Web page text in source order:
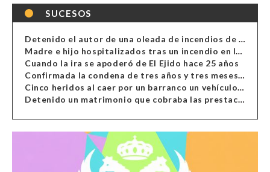
SUCESOS
Detenido el autor de una oleada de incendios de contenedores en Almería
Madre e hijo hospitalizados tras un incendio en la cocina de una vivienda en Almería
Cuando la ira se apoderó de El Ejido hace 25 años
Confirmada la condena de tres años y tres meses al hombre de Antas acusado de xenofobia
Cinco heridos al caer por un barranco un vehículo en Alcolea
Detenido un matrimonio que cobraba las prestaciones de ilegales en Almería, Granada, Málaga, Huelva y Murcia